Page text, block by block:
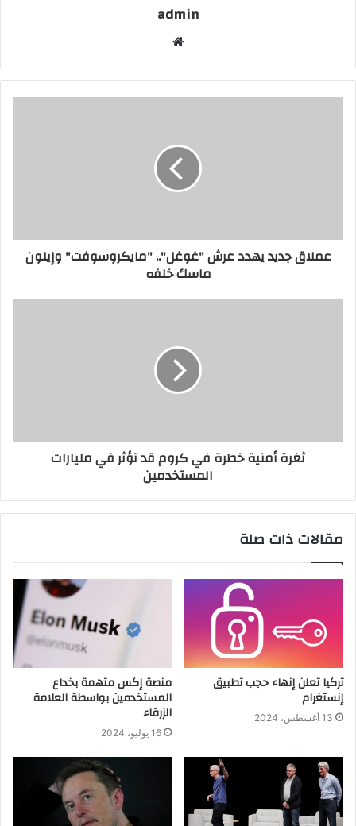
admin
عملاق جديد يهدد عرش "غوغل".. "مايكروسوفت" وإيلون
ماسك خلفه
ثغرة أمنية خطرة في كروم قد تؤثر في مليارات
المستخدمين
مقالات ذات صلة
تركيا تعلن إنهاء حجب تطبيق
إنستغرام
13 أغسطس، 2024
منصة إكس متهمة بخداع
المستخدمين بواسطة العلامة
الزرقاء
16 يوليو، 2024